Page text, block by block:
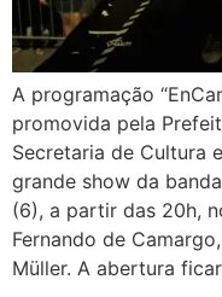
A programação
promovida pela
Secretaria de Cultura
grande show da
(6), a partir das 20h,
Fernando de
Müller. A abertura